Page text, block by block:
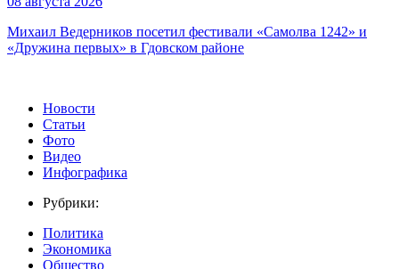
Михаил Ведерников посетил фестивали «Самолва 1242» и
«Дружина первых» в Гдовском районе
Новости
Статьи
Фото
Видео
Инфографика
Рубрики:
Политика
Экономика
Общество